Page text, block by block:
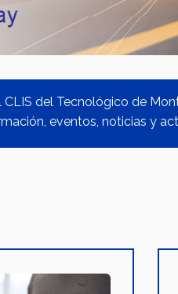
CLIS del Tecnológico de
eventos, noticias y